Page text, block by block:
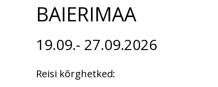
BAIERIMAA
19.09.- 27.09.2026
Reisi kõrghetked: